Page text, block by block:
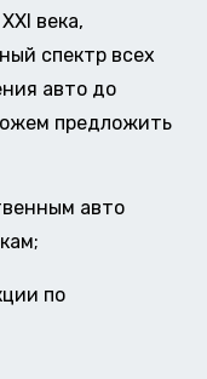
века,
спектр всех
авто до
предложить
авто
по